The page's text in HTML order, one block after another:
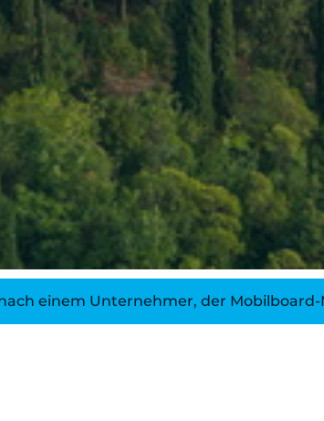
einem Unternehmer, der